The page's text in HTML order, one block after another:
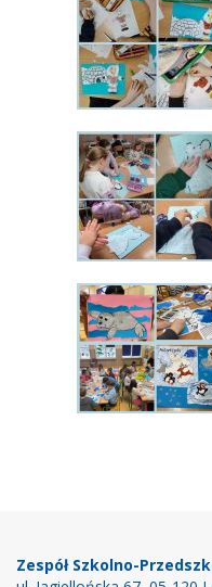
Zespół Szkolno-